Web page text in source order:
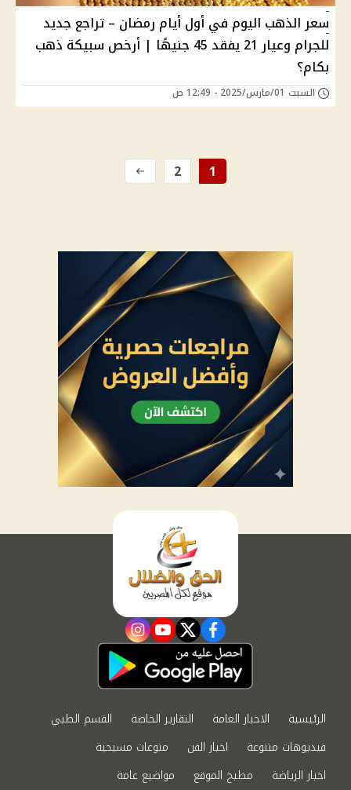
سعر الذهب اليوم في أول أيام رمضان – تراجع جديد
للجرام وعيار 21 يفقد 45 جنيهًا | أرخص سبيكة ذهب
بكام؟
السبت 01/مارس/2025 - 12:49 ص
1
2
facebook
twitter
youtube
instagram
الرئيسية الاخبار العامة التقارير الخاصة
القسم الطبي
فيديوهات متنوعة
اخبار الفن
منوعات مسيحية
اخبار الرياضة
مطبخ الموقع مواضيع عامة